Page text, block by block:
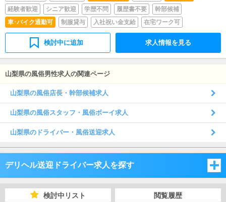
経験者歓迎
シニア歓迎 学歴不問 履歴書不要
幹部候補
車･バイク通勤可
制服貸与 入社祝い金支給 在宅ワーク可
検討中に追加 求人情報を見る
山梨県の風俗男性求人の関連ページ
山梨県の風俗店長・幹部候補求人
山梨県の風俗スタッフ・風俗ボーイ求人
山梨県のドライバー・風俗送迎求人
デリヘル送迎ドライバー求人を探す
新潟県
検討中リスト 閲覧履歴